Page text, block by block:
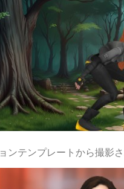
ンテンプレートから撮影